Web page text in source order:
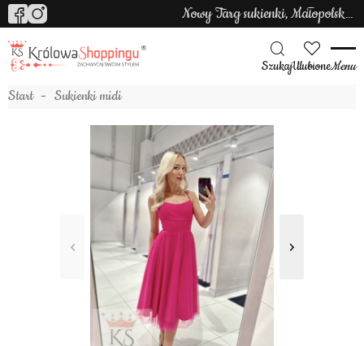
Nowy Targ sukienki, Małopolska sukienki
SzukajUlubioneMenu
Start Sukienki midi